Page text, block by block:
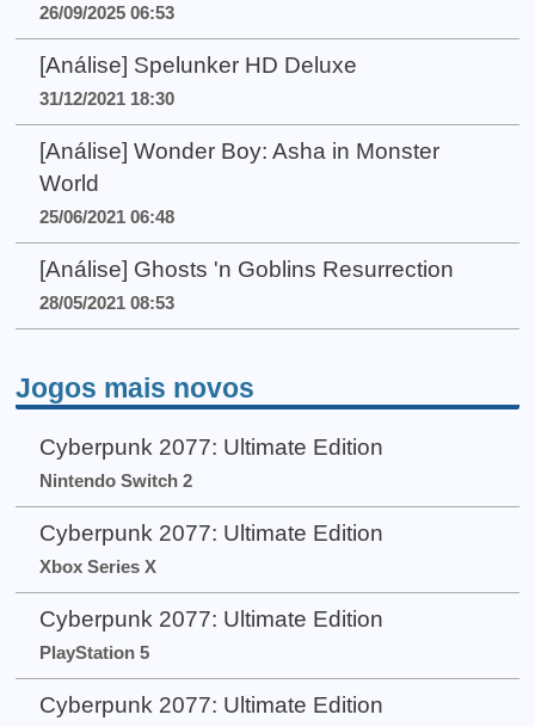
26/09/2025 06:53
[Análise] Spelunker HD Deluxe
31/12/2021 18:30
[Análise] Wonder Boy: Asha in Monster
World
25/06/2021 06:48
[Análise] Ghosts 'n Goblins Resurrection
28/05/2021 08:53
Jogos mais novos
Cyberpunk 2077: Ultimate Edition
Nintendo Switch 2
Cyberpunk 2077: Ultimate Edition
Xbox Series X
Cyberpunk 2077: Ultimate Edition
PlayStation 5
Cyberpunk 2077: Ultimate Edition